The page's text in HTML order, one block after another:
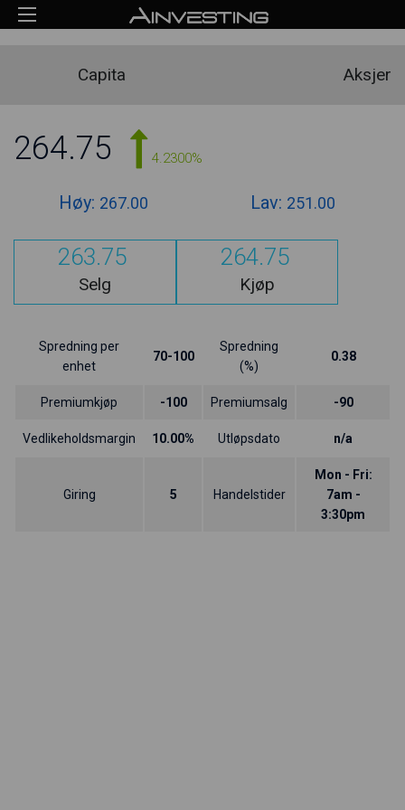
Capita Aksjer
264.75 4.2300%
Høy: 267.00 Lav: 251.00
263.75
Selg
264.75
Kjøp
Spredning per
enhet
70-100
Spredning
(%)
0.38
Premiumkjøp -100 Premiumsalg -90
Vedlikeholdsmargin 10.00% Utløpsdato n/a
Giring 5 Handelstider
Mon - Fri:
7am -
3:30pm